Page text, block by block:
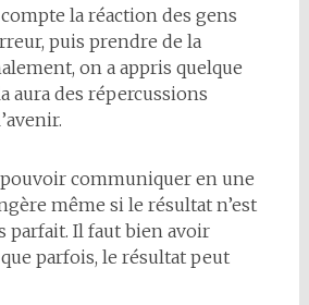
la réaction des gens
puis prendre de la
on a appris quelque
aura des répercussions
communiquer en une
même si le résultat n’est
parfait. Il faut bien avoir
parfois, le résultat peut